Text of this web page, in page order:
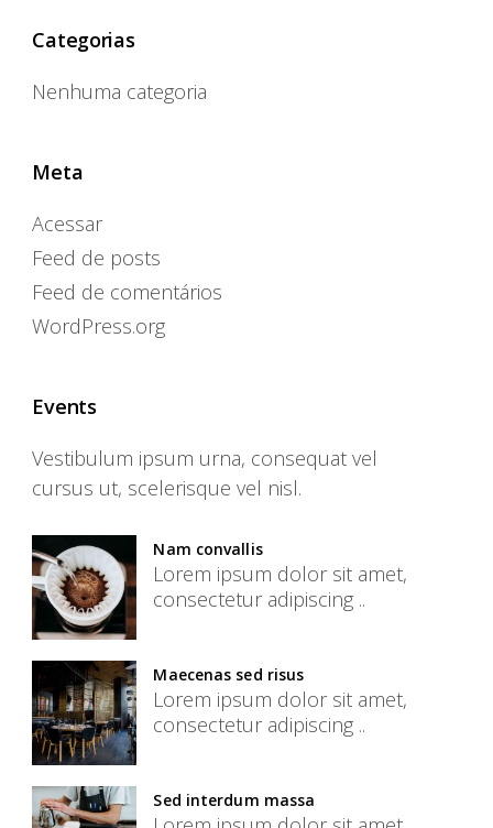
Categorias
Nenhuma categoria
Meta
Acessar
Feed de posts
Feed de comentários
WordPress.org
Events
Vestibulum ipsum urna, consequat vel
cursus ut, scelerisque vel nisl.
Nam convallis
Lorem ipsum dolor sit amet,
consectetur adipiscing ..
Maecenas sed risus
Lorem ipsum dolor sit amet,
consectetur adipiscing ..
Sed interdum massa